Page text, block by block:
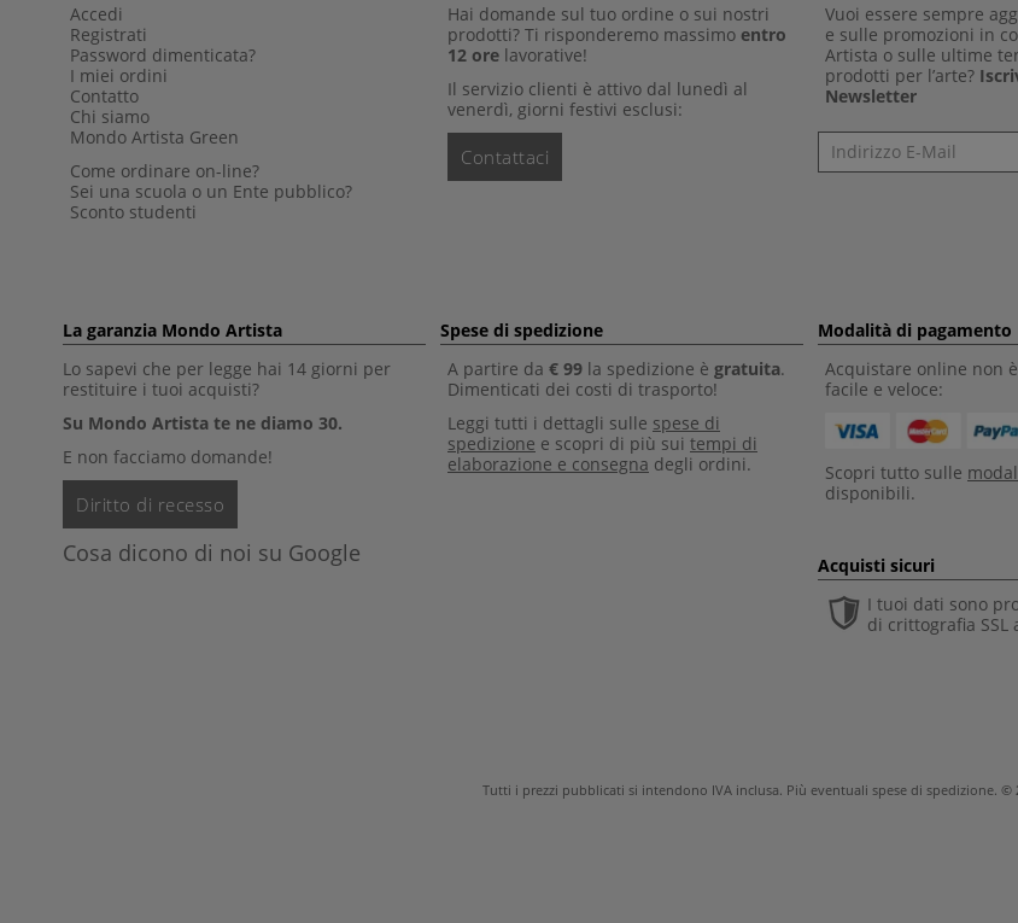
Accedi
Registrati
Password dimenticata?
I miei ordini
Contatto
Chi siamo
Mondo Artista Green
Come ordinare on-line?
Sei una scuola o un Ente pubblico?
Sconto studenti
Hai domande sul tuo ordine o sui nostri
prodotti? Ti risponderemo massimo entro
12 ore lavorative!
Il servizio clienti è attivo dal lunedì al
venerdì, giorni festivi esclusi:
Contattaci
Vuoi essere sempre
e sulle promozioni in
Artista o sulle ultime
prodotti per l’arte?
Newsletter
Newsletter
La garanzia Mondo Artista
Lo sapevi che per legge hai 14 giorni per
restituire i tuoi acquisti?
Su Mondo Artista te ne diamo 30.
E non facciamo domande!
Diritto di recesso
Cosa dicono di noi su Google
Spese di spedizione
A partire da € 99 la spedizione è gratuita.
Dimenticati dei costi di trasporto!
Leggi tutti i dettagli sulle spese di
spedizione e scopri di più sui tempi di
elaborazione e consegna degli ordini.
Modalità di pagamento
Acquistare online non
facile e veloce:
Scopri tutto sulle
disponibili.
Acquisti sicuri
I tuoi dati sono
di crittografia SSL
Tutti i prezzi pubblicati si intendono IVA inclusa. Più eventuali spese di spedizione. ©